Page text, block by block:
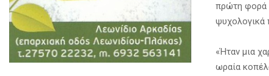
πρώτη φορά
ψυχολογικά
«Ήταν μια
ωραία